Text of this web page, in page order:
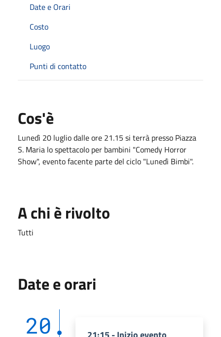
Date e Orari
Costo
Luogo
Punti di contatto
Cos'è
Lunedì 20 luglio dalle ore 21.15 si terrà presso Piazza
S. Maria lo spettacolo per bambini "Comedy Horror
Show", evento facente parte del ciclo "Lunedì Bimbi".
A chi è rivolto
Tutti
Date e orari
20